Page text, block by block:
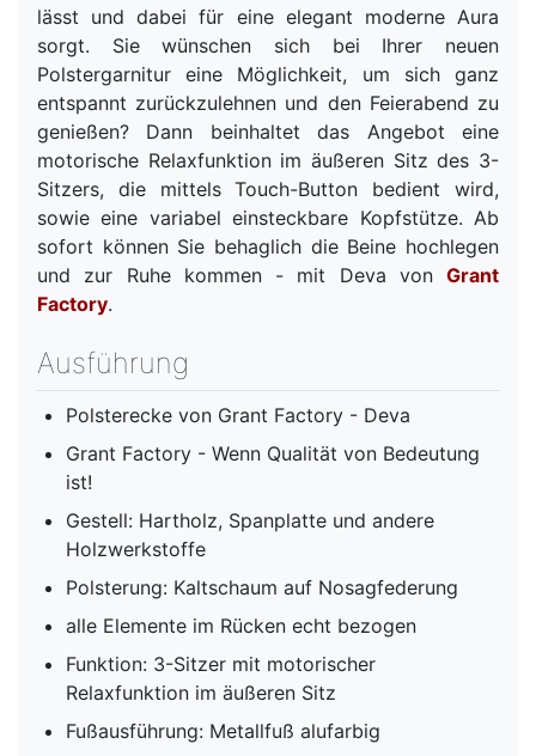
lässt und dabei für eine elegant moderne Aura
sorgt. Sie wünschen sich bei Ihrer neuen
Polstergarnitur eine Möglichkeit, um sich ganz
entspannt zurückzulehnen und den Feierabend zu
genießen? Dann beinhaltet das Angebot eine
motorische Relaxfunktion im äußeren Sitz des 3-
Sitzers, die mittels Touch-Button bedient wird,
sowie eine variabel einsteckbare Kopfstütze. Ab
sofort können Sie behaglich die Beine hochlegen
und zur Ruhe kommen - mit Deva von Grant
Factory.
Ausführung
Polsterecke von Grant Factory - Deva
Grant Factory - Wenn Qualität von Bedeutung
ist!
Gestell: Hartholz, Spanplatte und andere
Holzwerkstoffe
Polsterung: Kaltschaum auf Nosagfederung
alle Elemente im Rücken echt bezogen
Funktion: 3-Sitzer mit motorischer
Relaxfunktion im äußeren Sitz
Fußausführung: Metallfuß alufarbig